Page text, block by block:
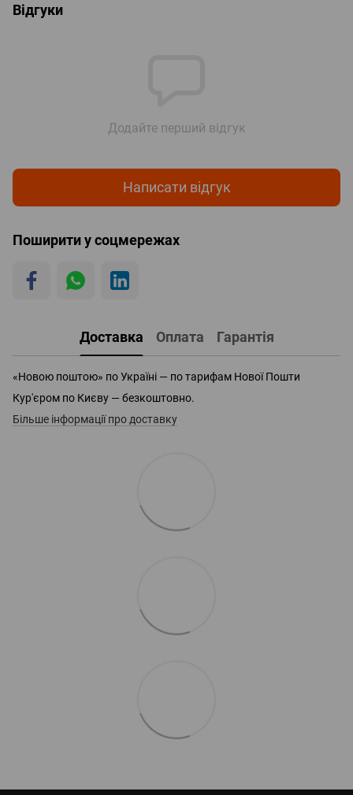
Відгуки
Додайте перший відгук
Написати відгук
Поширити у соцмережах
Доставка Оплата Гарантія
«Новою поштою» по Україні — по тарифам Нової Пошти
Кур'єром по Києву — безкоштовно.
Більше інформації про доставку